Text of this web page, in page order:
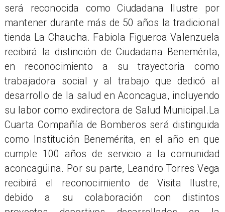
será reconocida como Ciudadana Ilustre por
mantener durante más de 50 años la tradicional
tienda La Chaucha. Fabiola Figueroa Valenzuela
recibirá la distinción de Ciudadana Benemérita,
en reconocimiento a su trayectoria como
trabajadora social y al trabajo que dedicó al
desarrollo de la salud en Aconcagua, incluyendo
su labor como exdirectora de Salud Municipal.La
Cuarta Compañía de Bomberos será distinguida
como Institución Benemérita, en el año en que
cumple 100 años de servicio a la comunidad
aconcagüina. Por su parte, Leandro Torres Vega
recibirá el reconocimiento de Visita Ilustre,
debido a su colaboración con distintos